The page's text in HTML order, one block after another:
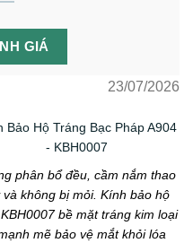
GIÁ
23/07/2026
Bảo Hộ Tráng Bạc Pháp A904
- KBH0007
phân bổ đều, cầm nắm thao
không bị mỏi. Kính bảo hộ
bề mặt tráng kim loại
mẽ bảo vệ mắt khỏi lóa